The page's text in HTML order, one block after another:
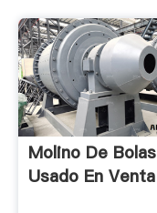
Molino De Bolas
Usado En Venta